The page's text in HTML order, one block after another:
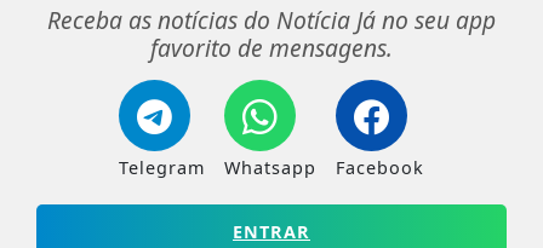
Receba as notícias do Notícia Já no seu app
favorito de mensagens.
Telegram Whatsapp Facebook
ENTRAR